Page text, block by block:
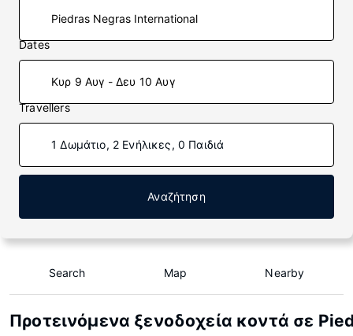
Dates
Κυρ 9 Αυγ - Δευ 10 Αυγ
Travellers
1 Δωμάτιο, 2 Ενήλικες, 0 Παιδιά
Αναζήτηση
Search Map Nearby
Προτεινόμενα ξενοδοχεία κοντά σε